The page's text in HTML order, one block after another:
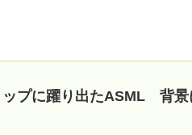
プに躍り出たASML 背景